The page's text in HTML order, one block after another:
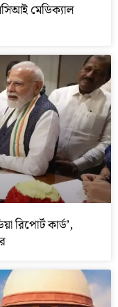
মেডিক্যাল
রিপোর্ট কার্ড’,